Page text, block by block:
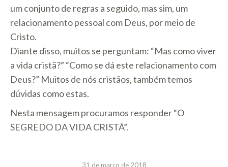
um conjunto de regras a seguido, mas sim, um
relacionamento pessoal com Deus, por meio de
Cristo.
Diante disso, muitos se perguntam: “Mas como viver
a vida cristã?” “Como se dá este relacionamento com
Deus?” Muitos de nós cristãos, também temos
dúvidas como estas.
Nesta mensagem procuramos responder “O
SEGREDO DA VIDA CRISTÃ”.
31 de março de 2018